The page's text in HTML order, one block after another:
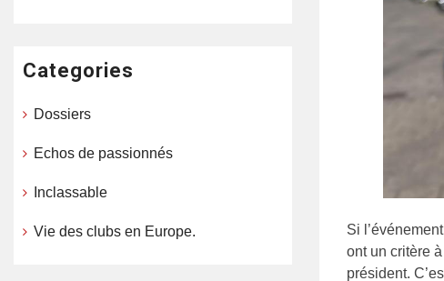
Si
ont un critère
président.
Categories
Dossiers
Echos de passionnés
Inclassable
Vie des clubs en Europe.